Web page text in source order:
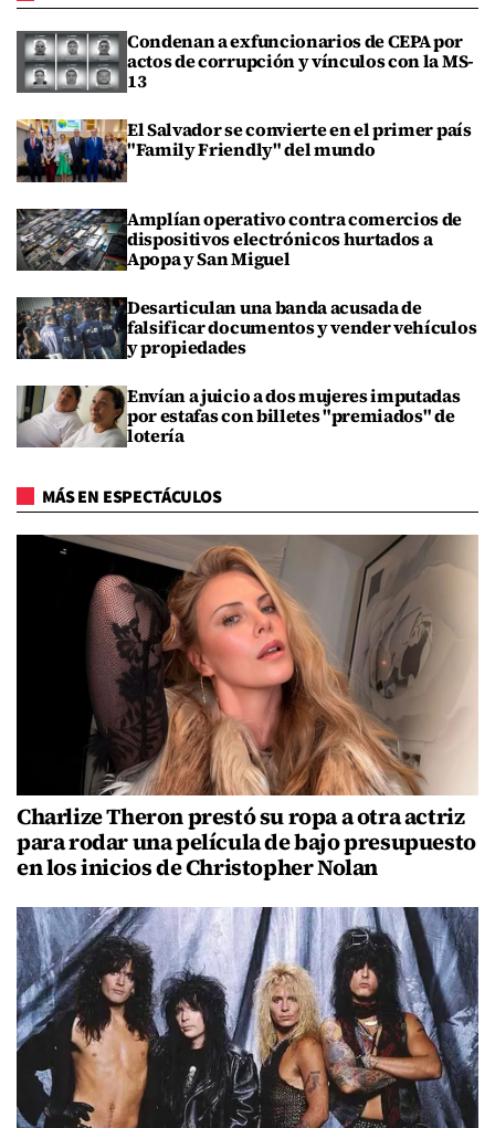
Condenan a exfuncionarios de CEPA por
actos de corrupción y vínculos con la MS-
13
El Salvador se convierte en el primer país
"Family Friendly" del mundo
Amplían operativo contra comercios de
dispositivos electrónicos hurtados a
Apopa y San Miguel
Desarticulan una banda acusada de
falsificar documentos y vender vehículos
y propiedades
Envían a juicio a dos mujeres imputadas
por estafas con billetes "premiados" de
lotería
MÁS EN ESPECTÁCULOS
Charlize Theron prestó su ropa a otra actriz
para rodar una película de bajo presupuesto
en los inicios de Christopher Nolan